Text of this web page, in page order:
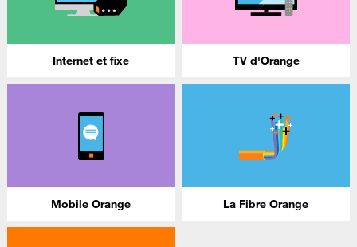
Internet et fixe TV d'Orange
Mobile Orange La Fibre Orange